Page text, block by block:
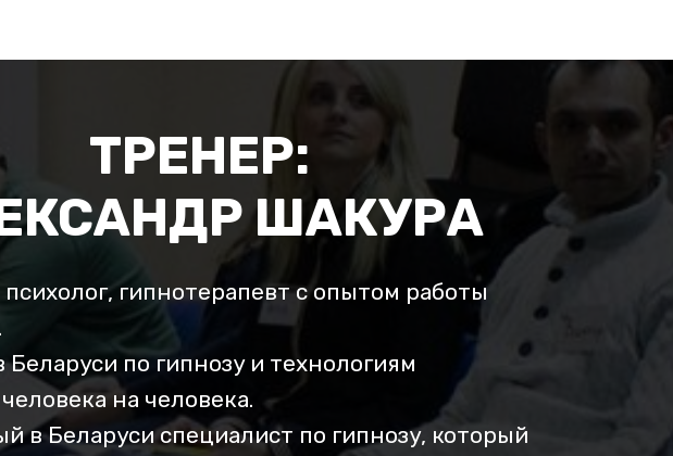
ТРЕНЕР:
ШАКУРА
гипнотерапевт с опытом работы
по гипнозу и технологиям
на человека.
в Беларуси специалист по гипнозу, который